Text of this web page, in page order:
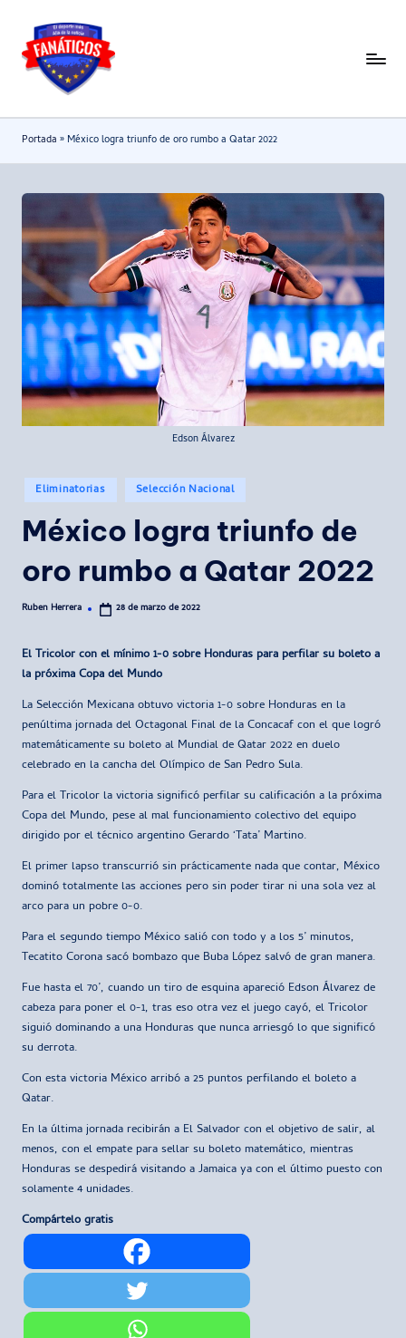
Saltar
contenido
F
n
a
t
i
c
o
s
Noticias
deportivas
-
Mundial
2026
Portada » México logra triunfo de oro rumbo a Qatar 2022
Edson Álvarez
Publicado
en
Eliminatorias Selección Nacional
México logra triunfo de
oro rumbo a Qatar 2022
Publicado
Ruben Herrera 28 de marzo de 2022
El Tricolor con el mínimo 1-0 sobre Honduras para perfilar su boleto a
la próxima Copa del Mundo
La Selección Mexicana obtuvo victoria 1-0 sobre Honduras en la
penúltima jornada del Octagonal Final de la Concacaf con el que logró
matemáticamente su boleto al Mundial de Qatar 2022 en duelo
celebrado en la cancha del Olímpico de San Pedro Sula.
Para el Tricolor la victoria significó perfilar su calificación a la próxima
Copa del Mundo, pese al mal funcionamiento colectivo del equipo
dirigido por el técnico argentino Gerardo ‘Tata’ Martino.
El primer lapso transcurrió sin prácticamente nada que contar, México
dominó totalmente las acciones pero sin poder tirar ni una sola vez al
arco para un pobre 0-0.
Para el segundo tiempo México salió con todo y a los 5’ minutos,
Tecatito Corona sacó bombazo que Buba López salvó de gran manera.
Fue hasta el 70’, cuando un tiro de esquina apareció Edson Álvarez de
cabeza para poner el 0-1, tras eso otra vez el juego cayó, el Tricolor
siguió dominando a una Honduras que nunca arriesgó lo que significó
su derrota.
Con esta victoria México arribó a 25 puntos perfilando el boleto a
Qatar.
En la última jornada recibirán a El Salvador con el objetivo de salir, al
menos, con el empate para sellar su boleto matemático, mientras
Honduras se despedirá visitando a Jamaica ya con el último puesto con
solamente 4 unidades.
Compártelo gratis